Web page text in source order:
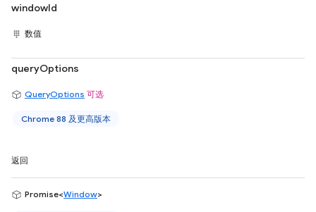
windowId
数值
queryOptions
QueryOptions 可选
Chrome 88 及更高版本
返回
Promise<Window>